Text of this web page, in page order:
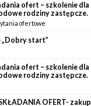
ofert – szkolenie
rodziny zastępcze.
ofertowe
„Dobry start”
ofert – szkolenie
rodziny zastępcze.
OFERT-